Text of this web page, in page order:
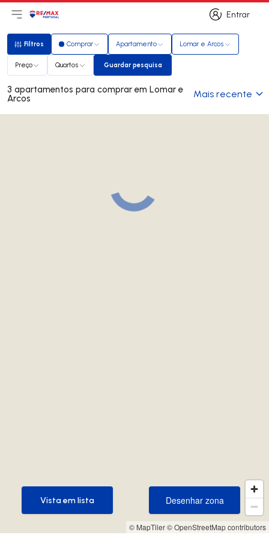
Entrar
Entrar
Abri menu principal
LogoIr para página inicial
Filtros
Filtros Comprar Apartamento Lomar e Arcos
Preço Quartos Guardar pesquisa
Guardar pesquisa
3 apartamentos para comprar em Lomar e
Arcos Mais recente
© MapTiler© OpenStreetMap contributors
Desenhar zona
Desenhar zona
Vista em lista
Vista em lista